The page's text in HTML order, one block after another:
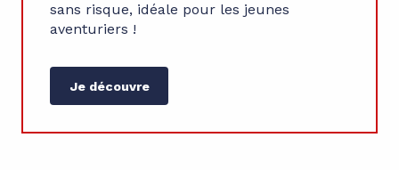
sans risque, idéale pour les jeunes
aventuriers !
Je découvre